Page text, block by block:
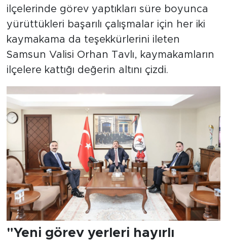
ilçelerinde görev yaptıkları süre boyunca
yürüttükleri başarılı çalışmalar için her iki
kaymakama da teşekkürlerini ileten
Samsun Valisi Orhan Tavlı, kaymakamların
ilçelere kattığı değerin altını çizdi.
"Yeni görev yerleri hayırlı